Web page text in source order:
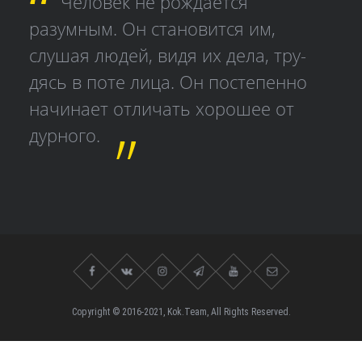
разумным. Он становится им,
слушая людей, видя их дела, тру­
дясь в поте лица. Он постепенно
начинает отличать хорошее от
дурного.
Copyright © 2016-2021, Kok.Team, All Rights Reserved.